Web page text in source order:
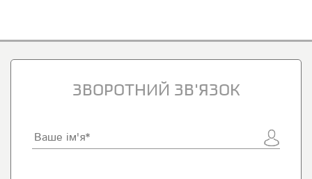
ЗВОРОТНИЙ ЗВ'ЯЗОК